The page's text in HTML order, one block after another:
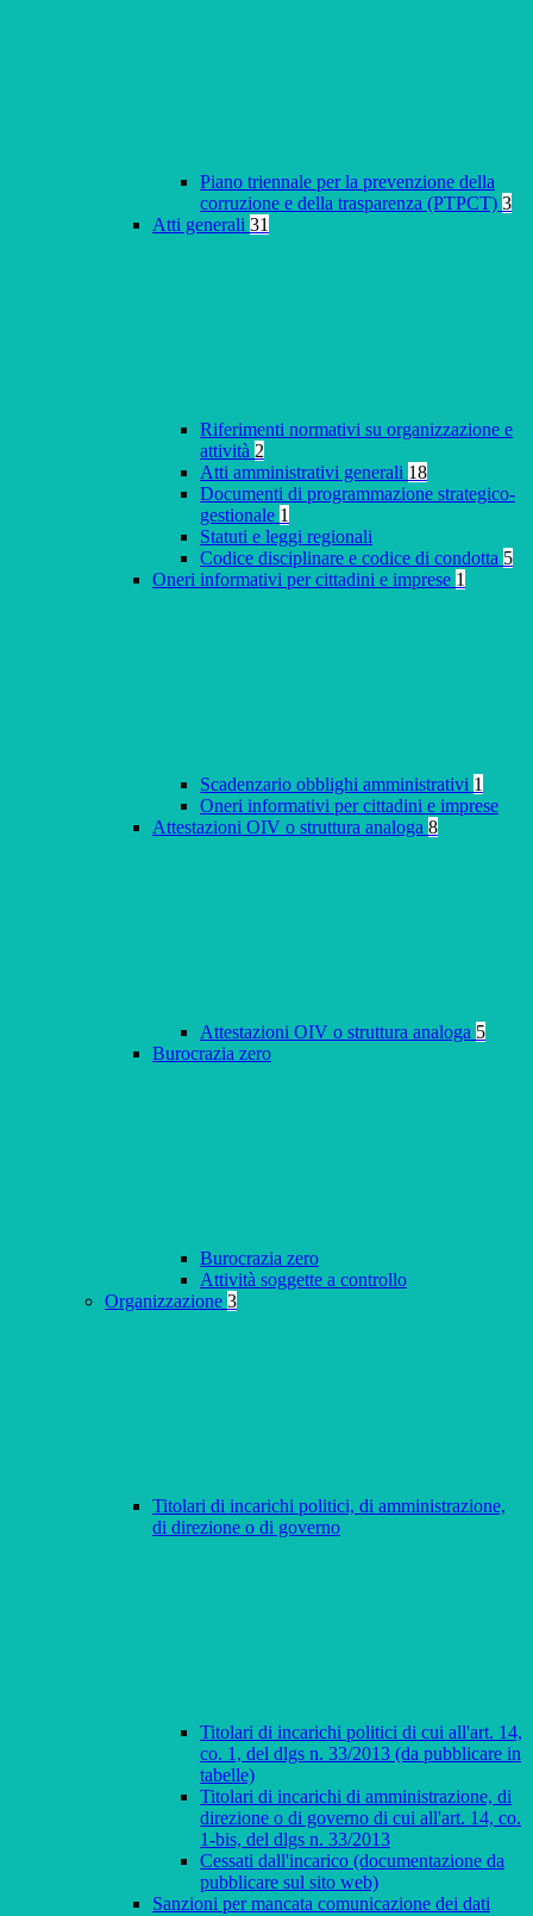
Piano triennale per la prevenzione della
corruzione e della trasparenza (PTPCT) 3
Atti generali 31
Riferimenti normativi su organizzazione e
attività 2
Atti amministrativi generali 18
Documenti di programmazione strategico-
gestionale 1
Statuti e leggi regionali
Codice disciplinare e codice di condotta 5
Oneri informativi per cittadini e imprese 1
Scadenzario obblighi amministrativi 1
Oneri informativi per cittadini e imprese
Attestazioni OIV o struttura analoga 8
Attestazioni OIV o struttura analoga 5
Burocrazia zero
Burocrazia zero
Attività soggette a controllo
Organizzazione 3
Titolari di incarichi politici, di amministrazione,
di direzione o di governo
Titolari di incarichi politici di cui all'art. 14,
co. 1, del dlgs n. 33/2013 (da pubblicare in
tabelle)
Titolari di incarichi di amministrazione, di
direzione o di governo di cui all'art. 14, co.
1-bis, del dlgs n. 33/2013
Cessati dall'incarico (documentazione da
pubblicare sul sito web)
Sanzioni per mancata comunicazione dei dati